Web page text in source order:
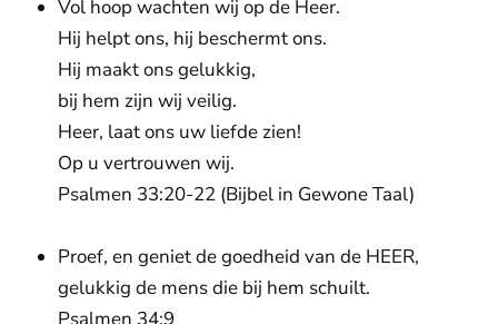
Vol hoop wachten wij op de Heer.
Hij helpt ons, hij beschermt ons.
Hij maakt ons gelukkig,
bij hem zijn wij veilig.
Heer, laat ons uw liefde zien!
Op u vertrouwen wij.
Psalmen 33:20-22 (Bijbel in Gewone Taal)
Proef, en geniet de goedheid van de HEER,
gelukkig de mens die bij hem schuilt.